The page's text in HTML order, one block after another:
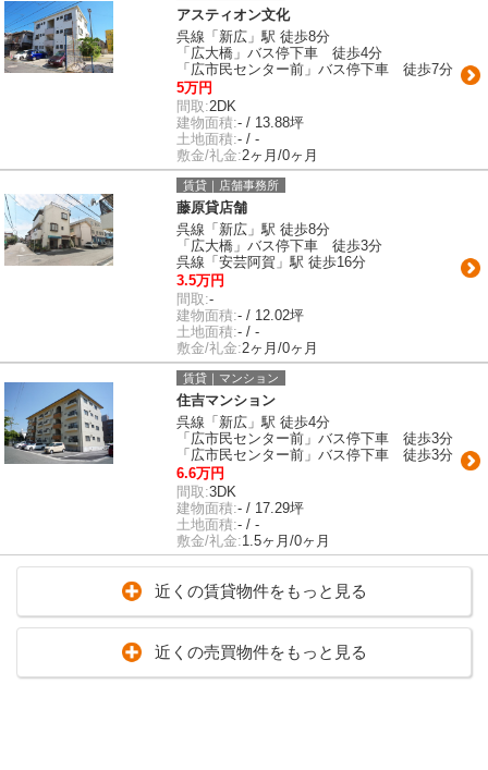
アスティオン文化
呉線「新広」駅 徒歩8分
「広大橋」バス停下車 徒歩4分
「広市民センター前」バス停下車 徒歩7分
5万円
間取:2DK
建物面積:- / 13.88坪
土地面積:- / -
敷金/礼金:2ヶ月/0ヶ月
賃貸｜店舗事務所
藤原貸店舗
呉線「新広」駅 徒歩8分
「広大橋」バス停下車 徒歩3分
呉線「安芸阿賀」駅 徒歩16分
3.5万円
間取:-
建物面積:- / 12.02坪
土地面積:- / -
敷金/礼金:2ヶ月/0ヶ月
賃貸｜マンション
住吉マンション
呉線「新広」駅 徒歩4分
「広市民センター前」バス停下車 徒歩3分
「広市民センター前」バス停下車 徒歩3分
6.6万円
間取:3DK
建物面積:- / 17.29坪
土地面積:- / -
敷金/礼金:1.5ヶ月/0ヶ月
近くの賃貸物件をもっと見る
近くの売買物件をもっと見る